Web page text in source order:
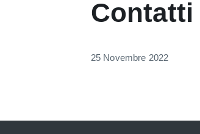
Contatti
25 Novembre 2022